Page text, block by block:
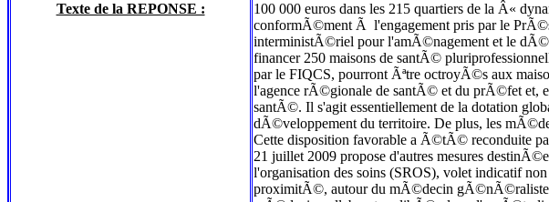
Texte de la REPONSE :
100 000 euros dans les 215 quartiers de la Â«
conformÃ©ment Ã l'engagement pris par le
interministÃ©riel pour l'amÃ©nagement et le
financer 250 maisons de santÃ©
par le FIQCS, pourront Ãªtre octroyÃ©s aux
l'agence rÃ©gionale de santÃ© et du prÃ©fet et,
santÃ©. Il s'agit essentiellement de la dotation
dÃ©veloppement du territoire. De plus, les
Cette disposition favorable a Ã©tÃ© reconduite
21 juillet 2009 propose d'autres mesures
l'organisation des soins (SROS), volet indicatif
proximitÃ©, autour du mÃ©decin gÃ©nÃ©raliste